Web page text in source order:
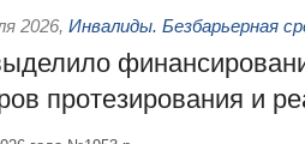
2026, Инвалиды. Безбарьерная
протезирования и